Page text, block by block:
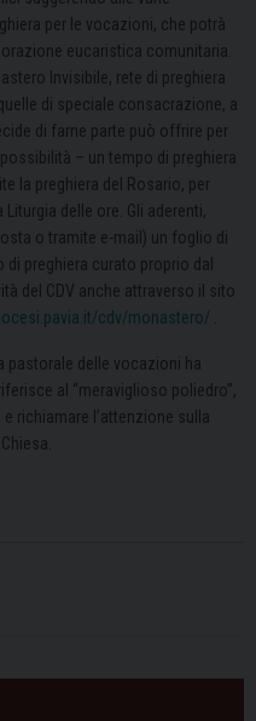
per le vocazioni, che potrà
eucaristica comunitaria.
Invisibile, rete di preghiera
di speciale consacrazione, a
di farne parte può offrire per
– un tempo di preghiera
la preghiera del Rosario, per
delle ore. Gli aderenti,
o tramite e-mail) un foglio di
preghiera curato proprio dal
del CDV anche attraverso il sito
cdv/monastero/
pastorale delle vocazioni ha
al “meraviglioso poliedro”,
richiamare l’attenzione sulla